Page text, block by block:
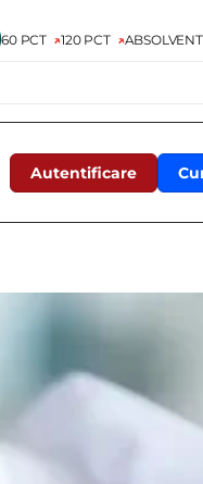
60 PCT 120 PCT ABSOLVENT
Autentificare